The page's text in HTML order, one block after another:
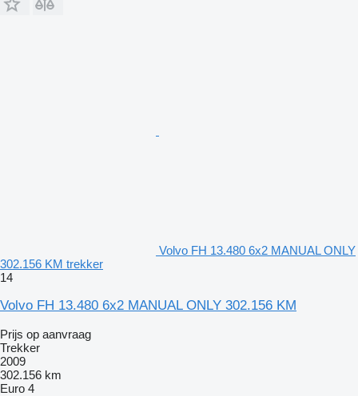
Volvo FH 13.480 6x2 MANUAL ONLY
302.156 KM trekker
14
Volvo FH 13.480 6x2 MANUAL ONLY 302.156 KM
Prijs op aanvraag
Trekker
2009
302.156 km
Euro 4